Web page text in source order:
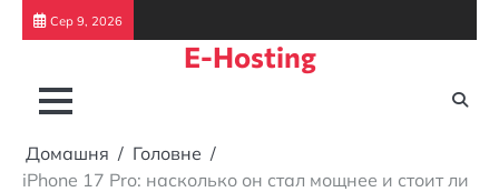
ПерейтиСер 9, 2026
E-Hosting
Домашня
Головне
iPhone 17 Pro: насколько он стал мощнее и стоит ли